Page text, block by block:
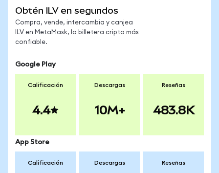
Obtén ILV en segundos
Compra, vende, intercambia y canjea
ILV en MetaMask, la billetera cripto más
confiable.
Google Play
Calificación
4.4
Descargas
10M+
Reseñas
483.8K
App Store
Calificación Descargas Reseñas